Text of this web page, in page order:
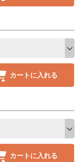
カートに入れる
カートに入れる